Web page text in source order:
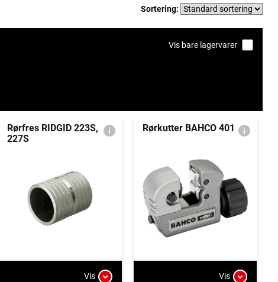
Sortering:
Vis bare lagervarer
Rørfres RIDGID 223S,
227S
Vis
Rørkutter BAHCO 401
Vis